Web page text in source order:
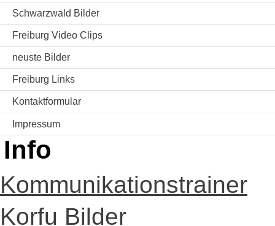
Schwarzwald Bilder
Freiburg Video Clips
neuste Bilder
Freiburg Links
Kontaktformular
Impressum
Info
Kommunikationstrainer
Korfu Bilder